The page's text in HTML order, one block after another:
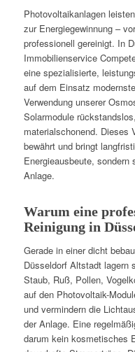
Photovoltaikanlagen
zur Energiegewinnung –
professionell gereinigt. In
Immobilienservice
eine spezialisierte,
auf dem Einsatz
Verwendung unserer
Solarmodule
materialschonend. Dieses
bewährt und bringt
Energieausbeute, sondern
Anlage.
Warum eine
Reinigung in
Gerade in einer dicht
Düsseldorf Altstadt lagern
Staub, Ruß, Pollen,
auf den Photovoltaik-
und vermindern die
der Anlage. Eine
darum kein kosmetisches